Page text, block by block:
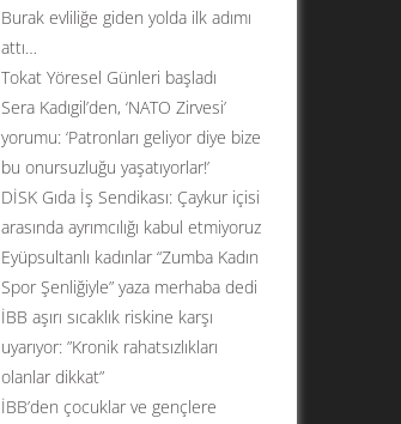
Burak evliliğe giden yolda ilk adımı
attı…
Tokat Yöresel Günleri başladı
Sera Kadıgil’den, ‘NATO Zirvesi’
yorumu: ‘Patronları geliyor diye bize
bu onursuzluğu yaşatıyorlar!’
DİSK Gıda İş Sendikası: Çaykur içisi
arasında ayrımcılığı kabul etmiyoruz
Eyüpsultanlı kadınlar “Zumba Kadın
Spor Şenliğiyle” yaza merhaba dedi
İBB aşırı sıcaklık riskine karşı
uyarıyor: ”Kronik rahatsızlıkları
olanlar dikkat”
İBB’den çocuklar ve gençlere